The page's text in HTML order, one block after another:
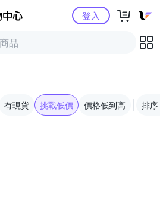
Yahoo購物中心登入
有現貨 挑戰低價 價格低到高 排序